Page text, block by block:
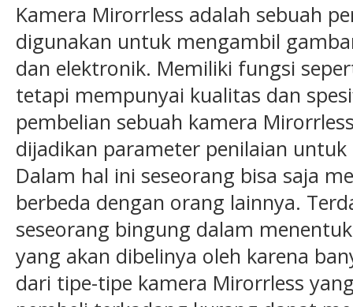
Kamera Mirorrless adalah sebuah
digunakan untuk mengambil
dan elektronik. Memiliki fungsi
tetapi mempunyai kualitas dan
pembelian sebuah kamera
dijadikan parameter penilaian
Dalam hal ini seseorang bisa saja
berbeda dengan orang lainnya.
seseorang bingung dalam
yang akan dibelinya oleh karena
dari tipe-tipe kamera Mirorrless